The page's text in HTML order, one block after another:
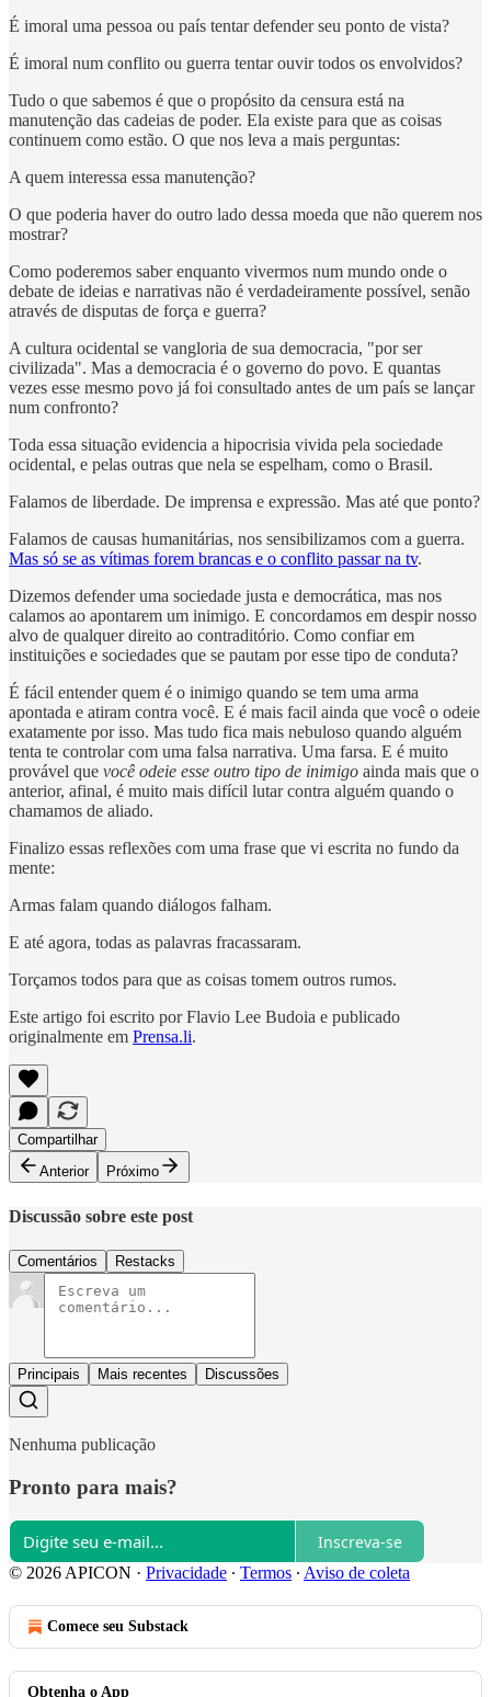
É imoral uma pessoa ou país tentar defender seu ponto de vista?
É imoral num conflito ou guerra tentar ouvir todos os envolvidos?
Tudo o que sabemos é que o propósito da censura está na
manutenção das cadeias de poder. Ela existe para que as coisas
continuem como estão. O que nos leva a mais perguntas:
A quem interessa essa manutenção?
O que poderia haver do outro lado dessa moeda que não querem nos
mostrar?
Como poderemos saber enquanto vivermos num mundo onde o
debate de ideias e narrativas não é verdadeiramente possível, senão
através de disputas de força e guerra?
A cultura ocidental se vangloria de sua democracia, "por ser
civilizada". Mas a democracia é o governo do povo. E quantas
vezes esse mesmo povo já foi consultado antes de um país se lançar
num confronto?
Toda essa situação evidencia a hipocrisia vivida pela sociedade
ocidental, e pelas outras que nela se espelham, como o Brasil.
Falamos de liberdade. De imprensa e expressão. Mas até que ponto?
Falamos de causas humanitárias, nos sensibilizamos com a guerra.
Mas só se as vítimas forem brancas e o conflito passar na tv.
Dizemos defender uma sociedade justa e democrática, mas nos
calamos ao apontarem um inimigo. E concordamos em despir nosso
alvo de qualquer direito ao contraditório. Como confiar em
instituições e sociedades que se pautam por esse tipo de conduta?
É fácil entender quem é o inimigo quando se tem uma arma
apontada e atiram contra você. E é mais facil ainda que você o odeie
exatamente por isso. Mas tudo fica mais nebuloso quando alguém
tenta te controlar com uma falsa narrativa. Uma farsa. E é muito
provável que você odeie esse outro tipo de inimigo ainda mais que o
anterior, afinal, é muito mais difícil lutar contra alguém quando o
chamamos de aliado.
Finalizo essas reflexões com uma frase que vi escrita no fundo da
mente:
Armas falam quando diálogos falham.
E até agora, todas as palavras fracassaram.
Torçamos todos para que as coisas tomem outros rumos.
Este artigo foi escrito por Flavio Lee Budoia e publicado
originalmente em Prensa.li.
Compartilhar
Anterior
Próximo
Discussão sobre este post
Comentários Restacks
Principais Mais recentes Discussões
Nenhuma publicação
Pronto para mais?
Inscreva-se
© 2026 APICON · Privacidade ∙ Termos ∙ Aviso de coleta
Comece seu Substack
Obtenha o App